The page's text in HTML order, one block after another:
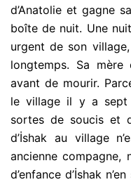
d’Anatolie et gagne
boîte de nuit. Une
urgent de son
longtemps. Sa
avant de mourir.
le village il y a sept
sortes de soucis et
d’İshak au village
ancienne
d’enfance d’İshak